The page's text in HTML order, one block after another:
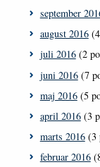
september
august 2016(4
juli 2016(2
juni 2016(7
maj 2016(5
april 2016(3
marts 2016(3
februar 2016